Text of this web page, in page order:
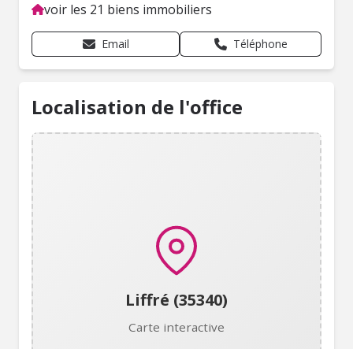
voir les 21 biens immobiliers
Email Téléphone
Localisation de l'office
Liffré (35340)
Carte interactive